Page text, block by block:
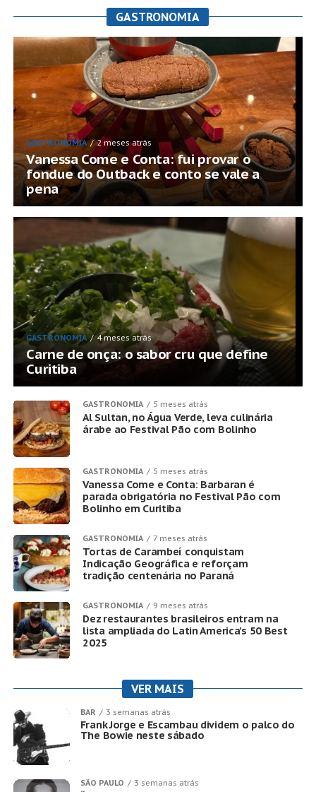
GASTRONOMIA
GASTRONOMIA 2 meses atrás
Vanessa Come e Conta: fui provar o
fondue do Outback e conto se vale a
pena
GASTRONOMIA 4 meses atrás
Carne de onça: o sabor cru que define
Curitiba
GASTRONOMIA 5 meses atrás
Al Sultan, no Água Verde, leva culinária
árabe ao Festival Pão com Bolinho
GASTRONOMIA 5 meses atrás
Vanessa Come e Conta: Barbaran é
parada obrigatória no Festival Pão com
Bolinho em Curitiba
GASTRONOMIA 7 meses atrás
Tortas de Carambeí conquistam
Indicação Geográfica e reforçam
tradição centenária no Paraná
GASTRONOMIA 9 meses atrás
Dez restaurantes brasileiros entram na
lista ampliada do Latin America’s 50 Best
2025
VER MAIS
BAR 3 semanas atrás
Frank Jorge e Escambau dividem o palco do
The Bowie neste sábado
SÃO PAULO 3 semanas atrás